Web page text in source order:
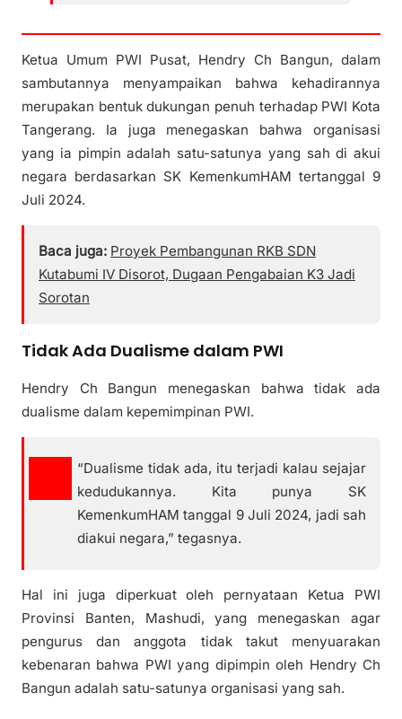
Ketua Umum PWI Pusat, Hendry Ch Bangun, dalam
sambutannya menyampaikan bahwa kehadirannya
merupakan bentuk dukungan penuh terhadap PWI Kota
Tangerang. Ia juga menegaskan bahwa organisasi
yang ia pimpin adalah satu-satunya yang sah di akui
negara berdasarkan SK KemenkumHAM tertanggal 9
Juli 2024.
Baca juga: Proyek Pembangunan RKB SDN
Kutabumi IV Disorot, Dugaan Pengabaian K3 Jadi
Sorotan
Tidak Ada Dualisme dalam PWI
Hendry Ch Bangun menegaskan bahwa tidak ada
dualisme dalam kepemimpinan PWI.
“Dualisme tidak ada, itu terjadi kalau sejajar
kedudukannya. Kita punya SK
KemenkumHAM tanggal 9 Juli 2024, jadi sah
diakui negara,” tegasnya.
Hal ini juga diperkuat oleh pernyataan Ketua PWI
Provinsi Banten, Mashudi, yang menegaskan agar
pengurus dan anggota tidak takut menyuarakan
kebenaran bahwa PWI yang dipimpin oleh Hendry Ch
Bangun adalah satu-satunya organisasi yang sah.